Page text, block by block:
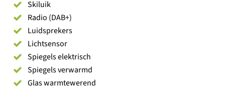
Skiluik
Radio (DAB+)
Luidsprekers
Lichtsensor
Spiegels elektrisch
Spiegels verwarmd
Glas warmtewerend